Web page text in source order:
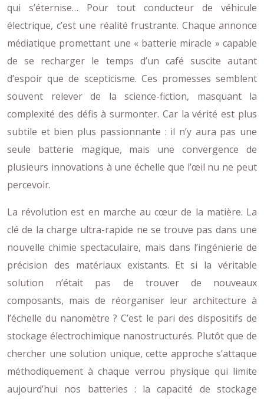
qui s’éternise… Pour tout conducteur de véhicule
électrique, c’est une réalité frustrante. Chaque annonce
médiatique promettant une « batterie miracle » capable
de se recharger le temps d’un café suscite autant
d’espoir que de scepticisme. Ces promesses semblent
souvent relever de la science-fiction, masquant la
complexité des défis à surmonter. Car la vérité est plus
subtile et bien plus passionnante : il n’y aura pas une
seule batterie magique, mais une convergence de
plusieurs innovations à une échelle que l’œil nu ne peut
percevoir.
La révolution est en marche au cœur de la matière. La
clé de la charge ultra-rapide ne se trouve pas dans une
nouvelle chimie spectaculaire, mais dans l’ingénierie de
précision des matériaux existants. Et si la véritable
solution n’était pas de trouver de nouveaux
composants, mais de réorganiser leur architecture à
l’échelle du nanomètre ? C’est le pari des dispositifs de
stockage électrochimique nanostructurés. Plutôt que de
chercher une solution unique, cette approche s’attaque
méthodiquement à chaque verrou physique qui limite
aujourd’hui nos batteries : la capacité de stockage